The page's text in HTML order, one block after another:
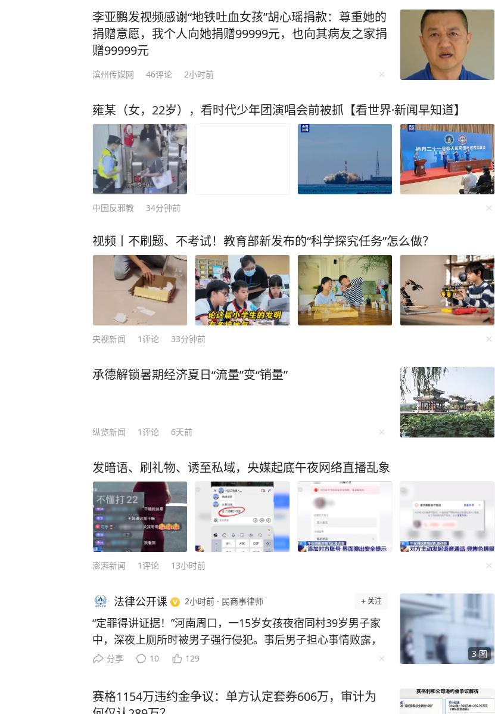
李亚鹏发视频感谢“地铁吐血女孩”胡心瑶捐款：尊重她的
捐赠意愿，我个人向她捐赠99999元，也向其病友之家捐
赠99999元
滨州传媒网 46评论 2小时前
雍某（女，22岁），看时代少年团演唱会前被抓【看世界·新闻早知道】
中国反邪教 34分钟前
视频丨不刷题、不考试！教育部新发布的“科学探究任务”怎么做？
央视新闻 1评论 33分钟前
承德解锁暑期经济夏日“流量”变“销量”
纵览新闻 1评论 6天前
发暗语、刷礼物、诱至私域，央媒起底午夜网络直播乱象
澎湃新闻 1评论 13小时前
3 图
法律公开课 2小时前 · 民商事律师 关注
“定罪得讲证据！”河南周口，一15岁女孩夜宿同村39岁男子家
中，深夜上厕所时被男子强行侵犯。事后男子担心事情败露，
连夜赶到女孩家中，持镰刀将女孩的父母杀害。后又担心女孩
挂在房梁上制造自杀假象。案发后，男子因故意杀人罪和强 奸
罪，并判处死刑缓期二年执行。但男子不服，多年来与家人一
分享 10 129
赛格1154万违约金争议：单方认定套券606万，审计为